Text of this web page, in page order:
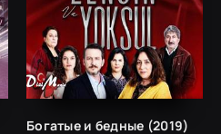
Богатые и бедные (2019)